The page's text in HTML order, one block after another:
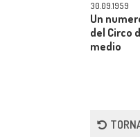
30.09.1959
Un
del Circo
medio